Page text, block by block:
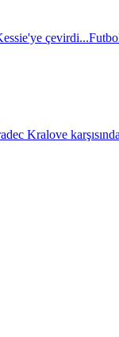
çevirdi...
Kralove